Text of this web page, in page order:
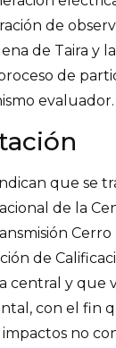
de
de Taira y
de
evaluador.
que se
de la
de
central y que
con el fin
no